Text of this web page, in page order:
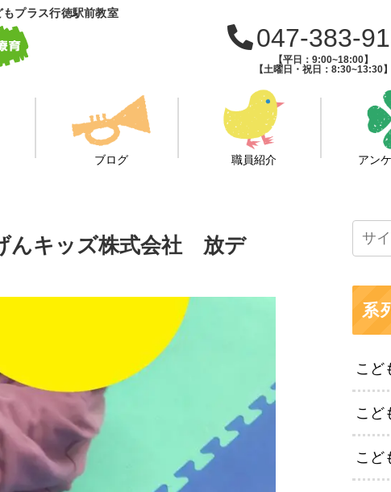
プラス行徳駅前教室
047-383-
【平日：9:00~18:00】
【土曜日・祝日：8:30~13:30】
ブログ 職員紹介 アン
キッズ株式会社 放デ
系
こど
こど
こど